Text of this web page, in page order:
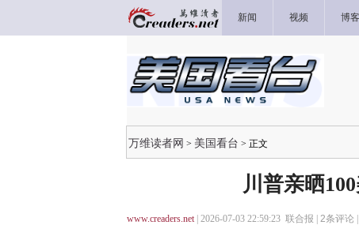
新闻 视频 博客
万维读者网 > 美国看台 > 正文
川普亲晒
www.creaders.net| 2026-07-03 22:59:23 联合报 | 2条评论 |